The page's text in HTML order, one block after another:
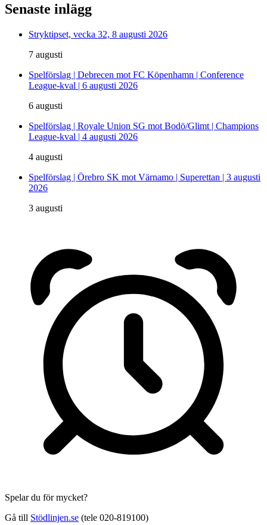
Senaste inlägg
Stryktipset, vecka 32, 8 augusti 2026
7 augusti
Spelförslag | Debrecen mot FC Köpenhamn | Conference
League-kval | 6 augusti 2026
6 augusti
Spelförslag | Royale Union SG mot Bodö/Glimt | Champions
League-kval | 4 augusti 2026
4 augusti
Spelförslag | Örebro SK mot Värnamo | Superettan | 3 augusti
2026
3 augusti
Spelar du för mycket?
Gå till Stödlinjen.se (tele 020-819100)